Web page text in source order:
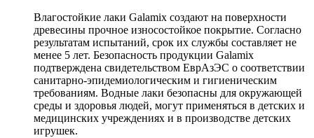
Влагостойкие лаки Galamix создают на поверхности
древесины прочное износостойкое покрытие. Согласно
результатам испытаний, срок их службы составляет не
менее 5 лет. Безопасность продукции Galamix
подтверждена свидетельством ЕврАзЭС о соответствии
санитарно-эпидемиологическим и гигиеническим
требованиям. Водные лаки безопасны для окружающей
среды и здоровья людей, могут применяться в детских и
медицинских учреждениях и в производстве детских
игрушек.